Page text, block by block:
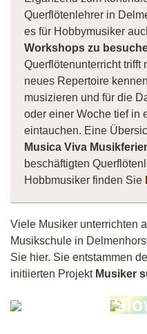
Querflötenlehrer in
es für Hobbymusiker
Workshops zu
Querflötenunterricht trifft
neues Repertoire
musizieren und für die
oder einer Woche tief in
eintauchen. Eine
Musica Viva
beschäftigten
Hobbmusiker finden Sie
Viele Musiker unterrichten
Musikschule in
Sie hier. Sie entstammen
initiierten Projekt Musiker